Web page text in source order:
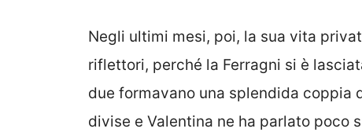
Negli ultimi mesi, poi, la sua vita
riflettori, perché la Ferragni si è
due formavano una splendida coppia
divise e Valentina ne ha parlato poco